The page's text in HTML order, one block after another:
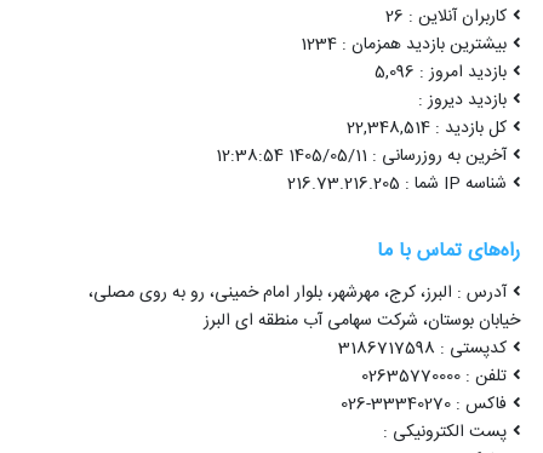
کاربران آنلاین : 26
بیشترین بازدید همزمان : 1234
بازدید امروز : 5,096
بازدید دیروز :
کل بازدید : 22,348,514
آخرین به روزرسانی : 1405/05/11 12:38:54
شناسه IP شما : 216.73.216.205
راه‌های تماس با ما
آدرس : البرز، کرج، مهرشهر، بلوار امام خمینی، رو به روی مصلی،
خیابان بوستان، شرکت سهامی آب منطقه ای البرز
کدپستی : 3186717598
تلفن : 02635770000
فاکس : 33340270-026
پست الکترونیکی :